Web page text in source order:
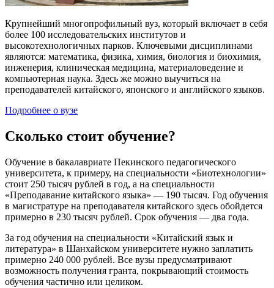
Крупнейший многопрофильный вуз, который включает в себя
более 100 исследовательских институтов и
высокотехнологичных парков. Ключевыми дисциплинами
являются: математика, физика, химия, биология и биохимия,
инженерия, клиническая медицина, материаловедение и
компьютерная наука. Здесь же можно выучиться на
преподавателей китайского, японского и английского языков.
Подробнее о вузе
Сколько стоит обучение?
Обучение в бакалавриате Пекинского педагогического
университета, к примеру, на специальности «Биотехнологии»
стоит 250 тысяч рублей в год, а на специальности
«Преподавание китайского языка» — 190 тысяч. Год обучения
в магистратуре на преподавателя китайского здесь обойдется
примерно в 230 тысяч рублей. Срок обучения — два года.
За год обучения на специальности «Китайский язык и
литература» в Шанхайском университете нужно заплатить
примерно 240 000 рублей. Все вузы предусматривают
возможность получения гранта, покрывающий стоимость
обучения частично или целиком.